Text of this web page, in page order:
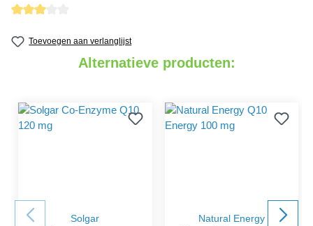
Toevoegen aan verlanglijst
Alternatieve producten:
Solgar Natural Energy